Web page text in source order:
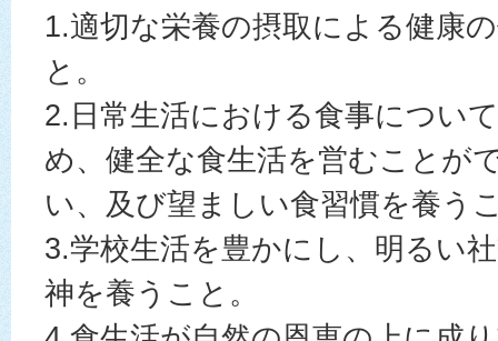
1.適切な栄養の摂取による健康
と。
2.日常生活における食事につい
め、健全な食生活を営むことが
い、及び望ましい食習慣を養う
3.学校生活を豊かにし、明るい
神を養うこと。